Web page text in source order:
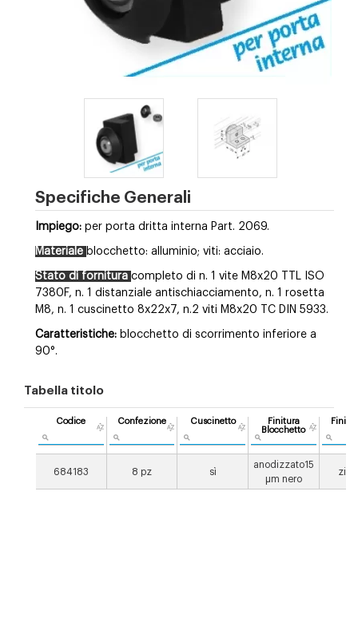
Specifiche Generali
Impiego: per porta dritta interna Part. 2069.
Materiale blocchetto: alluminio; viti: acciaio.
Stato di fornitura completo di n. 1 vite M8x20 TTL ISO
7380F, n. 1 distanziale antischiacciamento, n. 1 rosetta
M8, n. 1 cuscinetto 8x22x7, n.2 viti M8x20 TC DIN 5933.
Caratteristiche: blocchetto di scorrimento inferiore a
90°.
Tabella titolo
Codice Confezione Cuscinetto
Finitura
Blocchetto
684183 8 pz sì
anodizzato15
μm nero